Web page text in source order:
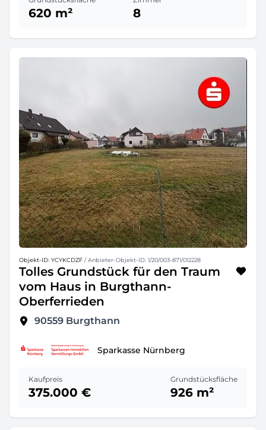
620 m² 8
Objekt-ID: YCYKCDZF / Anbieter-Objekt-ID: 1/20/003-871/012228
Tolles Grundstück für den Traum
vom Haus in Burgthann-
Oberferrieden
90559 Burgthann
Sparkasse Nürnberg
Kaufpreis
375.000 €
Grundstücksfläche
926 m²